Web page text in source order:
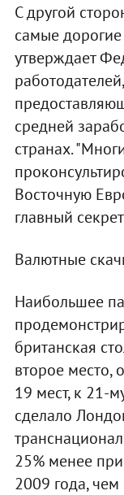
С другой
самые
утверждает
средней
странах.
Восточную
главный
Валютные
Наибольшее
британская
второе место,
19 мест, к 21-
сделало
25% менее
2009 года,